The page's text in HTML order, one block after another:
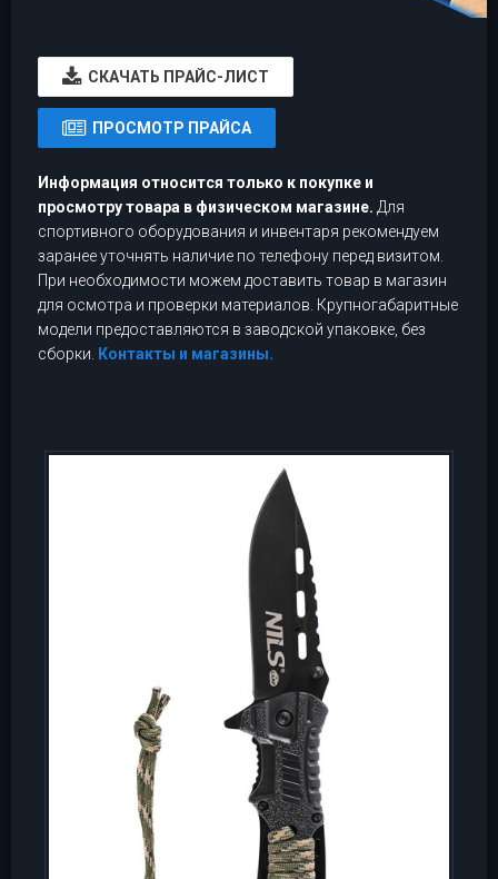
CКАЧАТЬ ПРАЙС-ЛИСТ
ПРОСМОТР ПРАЙСА
Информация относится только к покупке и
просмотру товара в физическом магазине. Для
спортивного оборудования и инвентаря рекомендуем
заранее уточнять наличие по телефону перед визитом.
При необходимости можем доставить товар в магазин
для осмотра и проверки материалов. Крупногабаритные
модели предоставляются в заводской упаковке, без
сборки.
Контакты и магазины.